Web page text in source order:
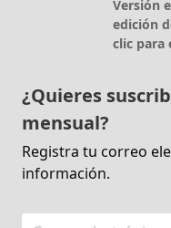
Versión
edición
clic para
¿Quieres
mensual?
Registra tu correo
información.